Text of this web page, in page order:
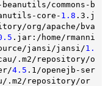
commons-b
core- 1.8 .3.j
org/apache/bva
.jar:/home/rmanni
jansi/jansi/1.
.m2/repository/o
4.5 .1/openejb-ser
.m2/repository/or